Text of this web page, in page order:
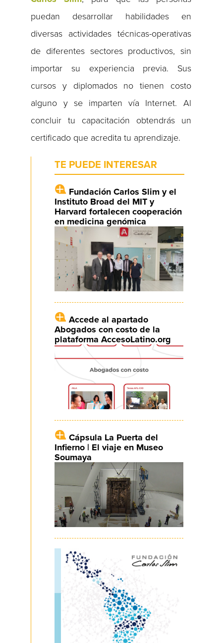
puedan desarrollar habilidades en
diversas actividades técnicas-operativas
de diferentes sectores productivos, sin
importar su experiencia previa. Sus
cursos y diplomados no tienen costo
alguno y se imparten vía Internet. Al
concluir tu capacitación obtendrás un
certificado que acredita tu aprendizaje.
TE PUEDE INTERESAR
Fundación Carlos Slim y el
Instituto Broad del MIT y
Harvard fortalecen cooperación
en medicina genómica
Accede al apartado
Abogados con costo de la
plataforma AccesoLatino.org
Cápsula La Puerta del
Infierno | El viaje en Museo
Soumaya